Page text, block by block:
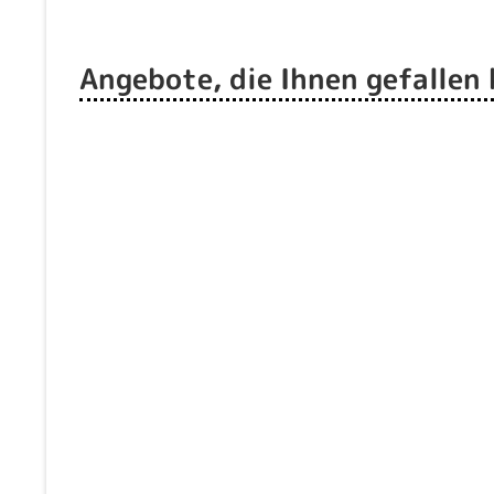
Angebote, die Ihnen gefallen